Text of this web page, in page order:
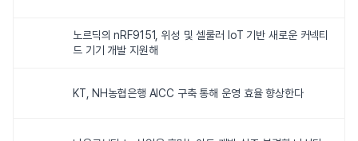
노르딕의 nRF9151, 위성 및 셀룰러 IoT 기반 새로운 커넥티
드 기기 개발 지원해
KT, NH농협은행 AICC 구축 통해 운영 효율 향상한다